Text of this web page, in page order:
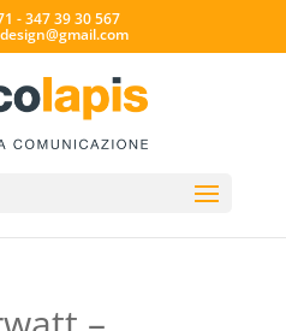
- 347 39 30 567